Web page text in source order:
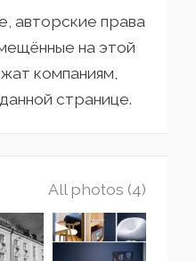
авторские права
на этой
компаниям,
странице.
All photos (4)